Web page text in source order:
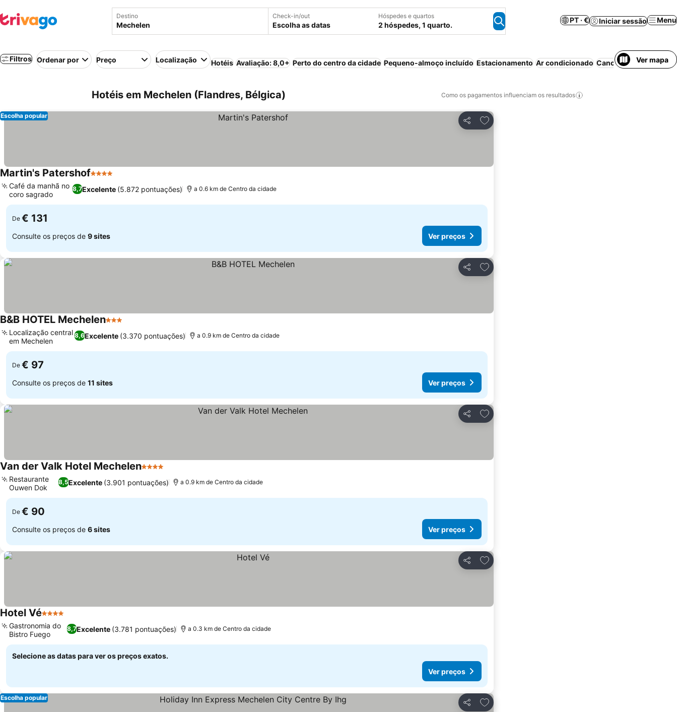
Destino Check-in/out
Escolha as datas
Hóspedes e quartos
2 hóspedes, 1 quarto.
PT · € Iniciar sessão Menu
Filtros Ordenar por Preço Localização Hotéis Avaliação: 8,0+ Perto do centro da cidade Pequeno-almoço incluído Estacionamento Ar condicionado Cancelamento gratuito
Ver mapa
Hotéis em Mechelen (Flandres, Bélgica) Como os pagamentos influenciam os resultados
Partilhar
Adicionar aos favoritos
Escolha popular
Martin's Patershof4 Estrelas
8,7Excelente (5.872 pontuações)
Café da manhã no
coro sagrado
a 0.6 km de Centro da cidade
De € 131
Consulte os preços de 9 sites Ver preços
Partilhar
Adicionar aos favoritos
B&B HOTEL Mechelen3 Estrelas
8,6Excelente (3.370 pontuações)
Localização central
em Mechelen
a 0.9 km de Centro da cidade
De € 97
Consulte os preços de 11 sites Ver preços
Partilhar
Adicionar aos favoritos
Van der Valk Hotel Mechelen4 Estrelas
8,5Excelente (3.901 pontuações)
Restaurante
Ouwen Dok
a 0.9 km de Centro da cidade
De € 90
Consulte os preços de 6 sites Ver preços
Partilhar
Adicionar aos favoritos
Hotel Vé4 Estrelas
8,7Excelente (3.781 pontuações)
Gastronomia do
Bistro Fuego
a 0.3 km de Centro da cidade
Selecione as datas para ver os preços exatos.
Ver preços
Partilhar
Adicionar aos favoritos
Escolha popular